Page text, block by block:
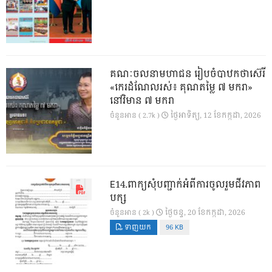
គណៈចលនាមហាជន រៀបចំបាឋកថាស៊េរី
«កេរដំណែលរស់៖ គុណតម្លៃ ៧ មករា»
នៅវិមាន ៧ មករា
ចំនួនអាន ( 2.7k ) ថ្ងៃ​អាទិត្យ, 12 ខែ​កក្កដា, 2026
E14.ពាក្យសុំបញ្ជាក់អំពីការចូលរួមជីវភាព
បក្ស
ចំនួនអាន ( 2k ) ថ្ងៃ​ចន្ទ, 20 ខែ​កក្កដា, 2026
ទាញយក 96 KB